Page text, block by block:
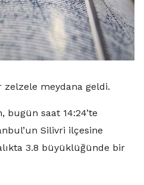
zelzele meydana geldi.
bugün saat 14:24’te
Silivri ilçesine
3.8 büyüklüğünde bir